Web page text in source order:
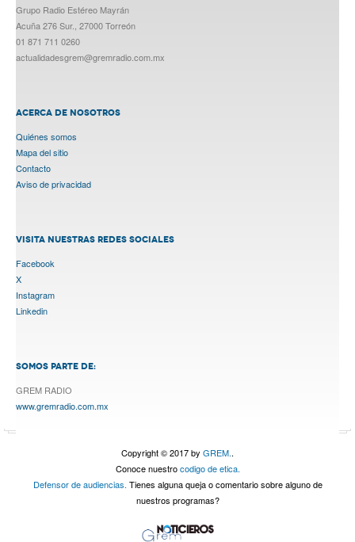
Grupo Radio Estéreo Mayrán
Acuña 276 Sur., 27000 Torreón
01 871 711 0260
actualidadesgrem@gremradio.com.mx
ACERCA DE NOSOTROS
Quiénes somos
Mapa del sitio
Contacto
Aviso de privacidad
VISITA NUESTRAS REDES SOCIALES
Facebook
X
Instagram
Linkedin
SOMOS PARTE DE:
GREM RADIO
www.gremradio.com.mx
Copyright © 2017 by GREM..
Conoce nuestrocodigo de etica.
Defensor de audiencias. Tienes alguna queja o comentario sobre alguno de
nuestros programas?